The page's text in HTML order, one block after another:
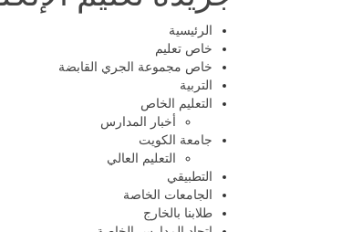
الرئيسية
خاص تعليم
خاص مجموعة الجري القابضة
التربية
التعليم الخاص
أخبار المدارس
جامعة الكويت
التعليم العالي
التطبيقي
الجامعات الخاصة
طلابنا بالخارج